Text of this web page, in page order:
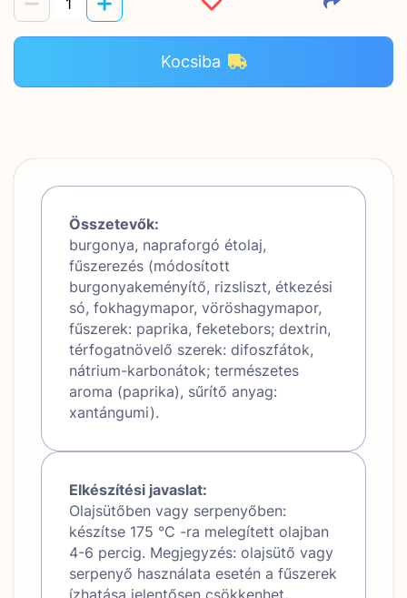
Kocsiba
Összetevők:
burgonya, napraforgó étolaj,
fűszerezés (módosított
burgonyakeményítő, rizsliszt, étkezési
só, fokhagymapor, vöröshagymapor,
fűszerek: paprika, feketebors; dextrin,
térfogatnövelő szerek: difoszfátok,
nátrium-karbonátok; természetes
aroma (paprika), sűrítő anyag:
xantángumi).
Elkészítési javaslat:
Olajsütőben vagy serpenyőben:
készítse 175 °C -ra melegített olajban
4-6 percig. Megjegyzés: olajsütő vagy
serpenyő használata esetén a fűszerek
ízhatása jelentősen csökkenhet.